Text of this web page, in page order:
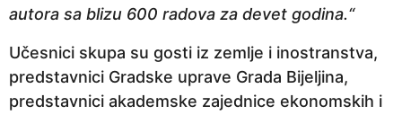
autora sa blizu 600 radova za devet godina.“
Učesnici skupa su gosti iz zemlje i inostranstva,
predstavnici Gradske uprave Grada Bijeljina,
predstavnici akademske zajednice ekonomskih i